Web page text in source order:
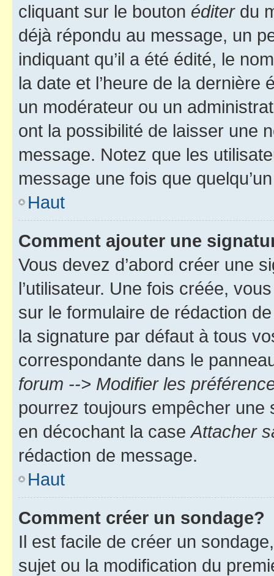
cliquant sur le bouton éditerdu
déjà répondu au message, un
indiquant qu’il a été édité, le
la date et l’heure de la dernière
un modérateur ou un
ont la possibilité de laisser une
message. Notez que les
message une fois que
Haut
Comment ajouter une
Vous devez d’abord créer une
l’utilisateur. Une fois créée,
sur le formulaire de rédaction
la signature par défaut à tous
correspondante dans le
forum --> Modifier les
pourrez toujours empêcher une
en décochant la caseAttacher
rédaction de message.
Haut
Comment créer un sondage?
Il est facile de créer un
sujet ou la modification du